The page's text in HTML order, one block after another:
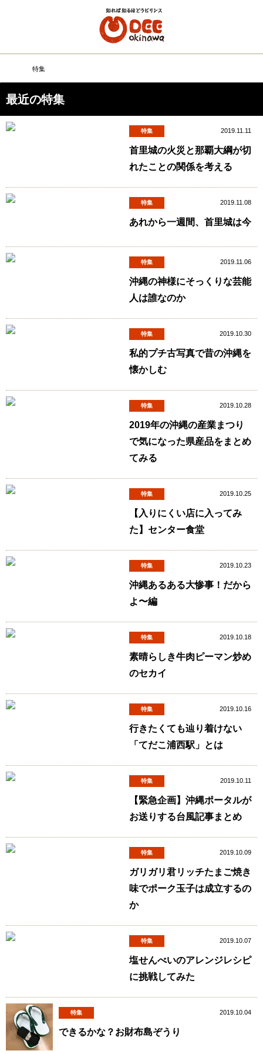
DEEokinawaトップ
特集
最近の特集
特集 2019.11.11
首里城の火災と那覇大綱が切
れたことの関係を考える
特集 2019.11.08
あれから一週間、首里城は今
特集 2019.11.06
沖縄の神様にそっくりな芸能
人は誰なのか
特集 2019.10.30
私的プチ古写真で昔の沖縄を
懐かしむ
特集 2019.10.28
2019年の沖縄の産業まつり
で気になった県産品をまとめ
てみる
特集 2019.10.25
【入りにくい店に入ってみ
た】センター食堂
特集 2019.10.23
沖縄あるある大惨事！だから
よ〜編
特集 2019.10.18
素晴らしき牛肉ピーマン炒め
のセカイ
特集 2019.10.16
行きたくても辿り着けない
「てだこ浦西駅」とは
特集 2019.10.11
【緊急企画】沖縄ポータルが
お送りする台風記事まとめ
特集 2019.10.09
ガリガリ君リッチたまご焼き
味でポーク玉子は成立するの
か
特集 2019.10.07
塩せんべいのアレンジレシピ
に挑戦してみた
特集 2019.10.04
できるかな？お財布島ぞうり